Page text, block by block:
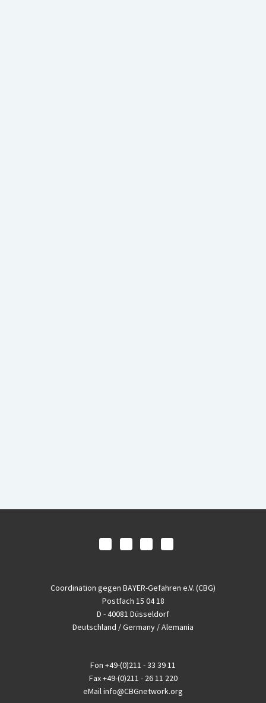
Coordination gegen BAYER-Gefahren e.V. (CBG)
Postfach 15 04 18
D - 40081 Düsseldorf
Deutschland / Germany / Alemania
Fon +49-(0)211 - 33 39 11
Fax+49-(0)211 - 26 11 220
eMailinfo@CBGnetwork.org